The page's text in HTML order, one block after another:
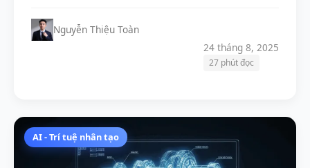
Nguyễn Thiệu Toàn
24 tháng 8, 2025
27 phút đọc
AI - Trí tuệ nhân tạo